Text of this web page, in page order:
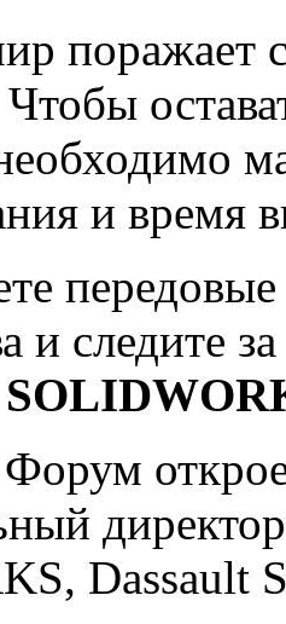
поражает
и время
и следите
Dassault